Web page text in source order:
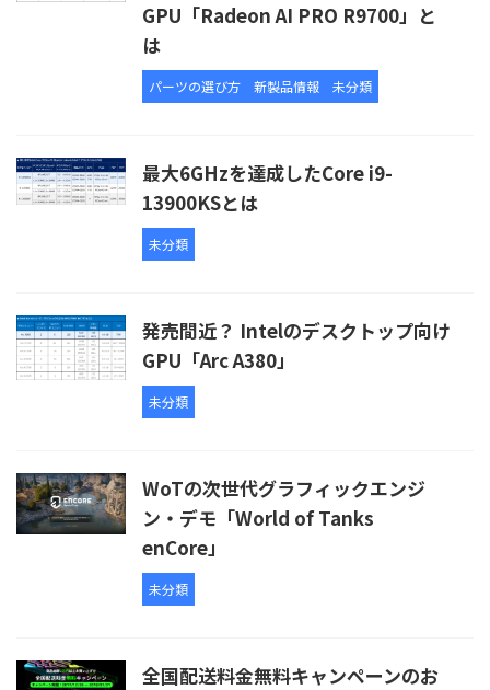
GPU「Radeon AI PRO R9700」と
は
パーツの選び方 新製品情報 未分類
最大6GHzを達成したCore i9-
13900KSとは
未分類
発売間近？ Intelのデスクトップ向け
GPU「Arc A380」
未分類
WoTの次世代グラフィックエンジ
ン・デモ「World of Tanks
enCore」
未分類
全国配送料金無料キャンペーンのお